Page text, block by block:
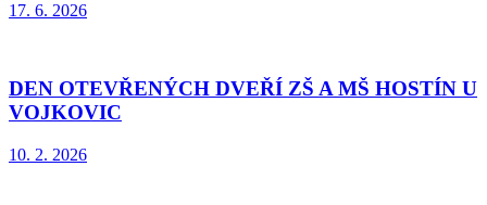
17. 6. 2026
DEN OTEVŘENÝCH DVEŘÍ ZŠ A MŠ HOSTÍN U
VOJKOVIC
10. 2. 2026